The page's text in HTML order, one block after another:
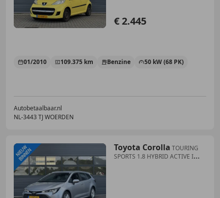
€ 2.445
01/2010 109.375 km Benzine 50 kW (68 PK)
Autobetaalbaar.nl
NL-3443 TJ WOERDEN
Toyota Corolla TOURING
SPORTS 1.8 HYBRID ACTIVE I